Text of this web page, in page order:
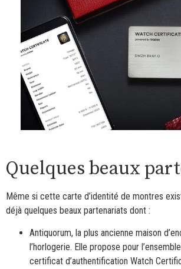
Quelques beaux
Même si cette carte d’identité de montres
déjà quelques beaux partenariats dont :
Antiquorum, la plus ancienne maison
l’horlogerie. Elle propose pour
certificat d’authentification Watch